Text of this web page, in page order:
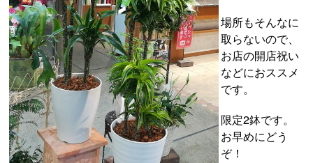
場所もそんなに
取らないので、
お店の開店祝い
などにおススメ
です。
限定2鉢です。
お早めにどう
ぞ！